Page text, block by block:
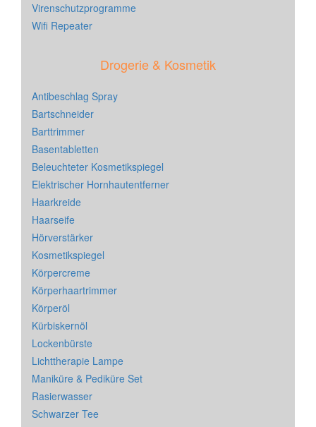
Virenschutzprogramme
Wifi Repeater
Drogerie & Kosmetik
Antibeschlag Spray
Bartschneider
Barttrimmer
Basentabletten
Beleuchteter Kosmetikspiegel
Elektrischer Hornhautentferner
Haarkreide
Haarseife
Hörverstärker
Kosmetikspiegel
Körpercreme
Körperhaartrimmer
Körperöl
Kürbiskernöl
Lockenbürste
Lichttherapie Lampe
Maniküre & Pediküre Set
Rasierwasser
Schwarzer Tee